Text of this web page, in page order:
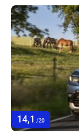
14,1 /20